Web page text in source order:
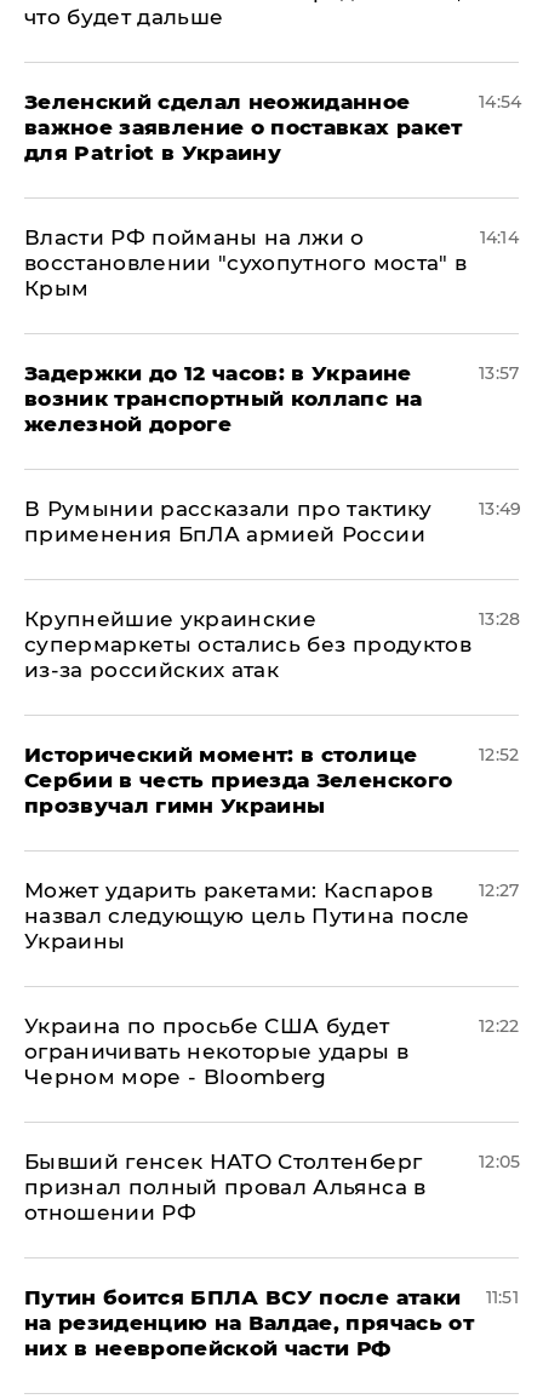
что будет дальше
Зеленский сделал неожиданное
важное заявление о поставках ракет
для Patriot в Украину
14:54
Власти РФ пойманы на лжи о
восстановлении "сухопутного моста" в
Крым
14:14
Задержки до 12 часов: в Украине
возник транспортный коллапс на
железной дороге
13:57
В Румынии рассказали про тактику
применения БпЛА армией России
13:49
Крупнейшие украинские
супермаркеты остались без продуктов
из-за российских атак
13:28
Исторический момент: в столице
Сербии в честь приезда Зеленского
прозвучал гимн Украины
12:52
Может ударить ракетами: Каспаров
назвал следующую цель Путина после
Украины
12:27
Украина по просьбе США будет
ограничивать некоторые удары в
Черном море - Bloomberg
12:22
Бывший генсек НАТО Столтенберг
признал полный провал Альянса в
отношении РФ
12:05
Путин боится БПЛА ВСУ после атаки
на резиденцию на Валдае, прячась от
них в неевропейской части РФ
11:51